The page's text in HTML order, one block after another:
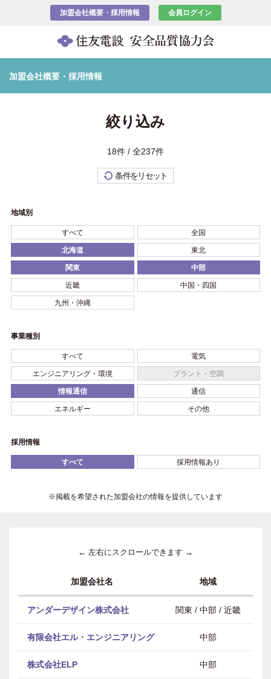
加盟会社概要・採用情報 会員ログイン
加盟会社概要・採用情報
絞り込み
18件 / 全237件
条件をリセット
地域別
すべて 全国
北海道 東北
関東 中部
近畿 中国・四国
九州・沖縄
事業種別
すべて 電気
エンジニアリング・環境 プラント・空調
情報通信 通信
エネルギー その他
採用情報
すべて 採用情報あり
※掲載を希望された加盟会社の情報を提供しています
← 左右にスクロールできます →
加盟会社名 地域
アンダーデザイン株式会社 関東 / 中部 / 近畿
有限会社エル・エンジニアリング 中部
株式会社ELP 中部